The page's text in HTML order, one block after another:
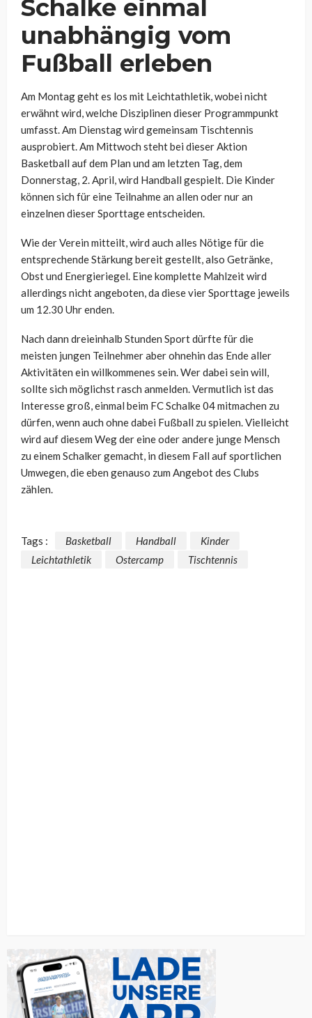
Schalke einmal
unabhängig vom
Fußball erleben
Am Montag geht es los mit Leichtathletik, wobei nicht
erwähnt wird, welche Disziplinen dieser Programmpunkt
umfasst. Am Dienstag wird gemeinsam Tischtennis
ausprobiert. Am Mittwoch steht bei dieser Aktion
Basketball auf dem Plan und am letzten Tag, dem
Donnerstag, 2. April, wird Handball gespielt. Die Kinder
können sich für eine Teilnahme an allen oder nur an
einzelnen dieser Sporttage entscheiden.
Wie der Verein mitteilt, wird auch alles Nötige für die
entsprechende Stärkung bereit gestellt, also Getränke,
Obst und Energieriegel. Eine komplette Mahlzeit wird
allerdings nicht angeboten, da diese vier Sporttage jeweils
um 12.30 Uhr enden.
Nach dann dreieinhalb Stunden Sport dürfte für die
meisten jungen Teilnehmer aber ohnehin das Ende aller
Aktivitäten ein willkommenes sein. Wer dabei sein will,
sollte sich möglichst rasch anmelden. Vermutlich ist das
Interesse groß, einmal beim FC Schalke 04 mitmachen zu
dürfen, wenn auch ohne dabei Fußball zu spielen. Vielleicht
wird auf diesem Weg der eine oder andere junge Mensch
zu einem Schalker gemacht, in diesem Fall auf sportlichen
Umwegen, die eben genauso zum Angebot des Clubs
zählen.
Tags : Basketball Handball
Kinder
Leichtathletik
Ostercamp Tischtennis